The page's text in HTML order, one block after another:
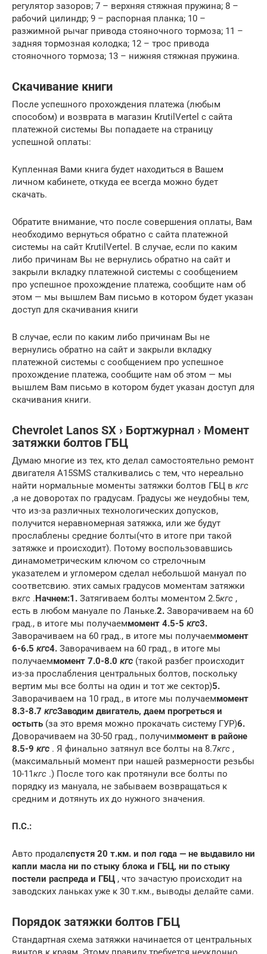
регулятор зазоров; 7 – верхняя стяжная пружина; 8 –
рабочий цилиндр; 9 – распорная планка; 10 –
разжимной рычаг привода стояночного тормоза; 11 –
задняя тормозная колодка; 12 – трос привода
стояночного тормоза; 13 – нижняя стяжная пружина.
Скачивание книги
После успешного прохождения платежа (любым
способом) и возврата в магазин KrutilVertel с сайта
платежной системы Вы попадаете на страницу
успешной оплаты:
Купленная Вами книга будет находиться в Вашем
личном кабинете, откуда ее всегда можно будет
скачать.
Обратите внимание, что после совершения оплаты, Вам
необходимо вернуться обратно с сайта платежной
системы на сайт KrutilVertel. В случае, если по каким
либо причинам Вы не вернулись обратно на сайт и
закрыли вкладку платежной системы с сообщением
про успешное прохождение платежа, сообщите нам об
этом — мы вышлем Вам письмо в котором будет указан
доступ для скачивания книги
В случае, если по каким либо причинам Вы не
вернулись обратно на сайт и закрыли вкладку
платежной системы с сообщением про успешное
прохождение платежа, сообщите нам об этом — мы
вышлем Вам письмо в котором будет указан доступ для
скачивания книги.
Chevrolet Lanos SX › Бортжурнал › Момент
затяжки болтов ГБЦ
Думаю многие из тех, кто делал самостоятельно ремонт
двигателя A15SMS сталкивались с тем, что нереально
найти нормальные моменты затяжки болтов ГБЦ в кгс
,а не доворотах по градусам. Градусы же неудобны тем,
что из-за различных технологических допусков,
получится неравномерная затяжка, или же будут
прослаблены средние болты(что в итоге при такой
затяжке и происходит). Потому воспользовавшись
динамометрическим ключом со стрелочным
указателем и угломером сделал небольшой мануал по
соответсвию. этих самых градусов моментам затяжки
вкгс .Начнем:1. Затягиваем болты моментом 2.5кгс ,
есть в любом мануале по Ланьке.2. Заворачиваем на 60
град., в итоге мы получаеммомент 4.5-5 кгс3.
Заворачиваем на 60 град., в итоге мы получаеммомент
6-6.5 кгс4. Заворачиваем на 60 град., в итоге мы
получаеммомент 7.0-8.0 кгс (такой разбег происходит
из-за прослабления центральных болтов, поскольку
вертим мы все болты на один и тот же сектор)5.
Заворачиваем на 10 град., в итоге мы получаеммомент
8.3-8.7 кгсЗаводим двигатель, даем прогреться и
остыть (за это время можно прокачать систему ГУР)6.
Доворачиваем на 30-50 град., получиммомент в районе
8.5-9 кгс . Я финально затянул все болты на 8.7кгс ,
(максимальный момент при нашей размерности резьбы
10-11кгс .) После того как протянули все болты по
порядку из мануала, не забываем возвращаться к
средним и дотянуть их до нужного значения.
П.С.:
Авто продалспустя 20 т.км. и пол года — не выдавило ни
капли масла ни по стыку блока и ГБЦ, ни по стыку
постели распреда и ГБЦ , что зачастую происходит на
заводских ланьках уже к 30 т.км., выводы делайте сами.
Порядок затяжки болтов ГБЦ
Стандартная схема затяжки начинается от центральных